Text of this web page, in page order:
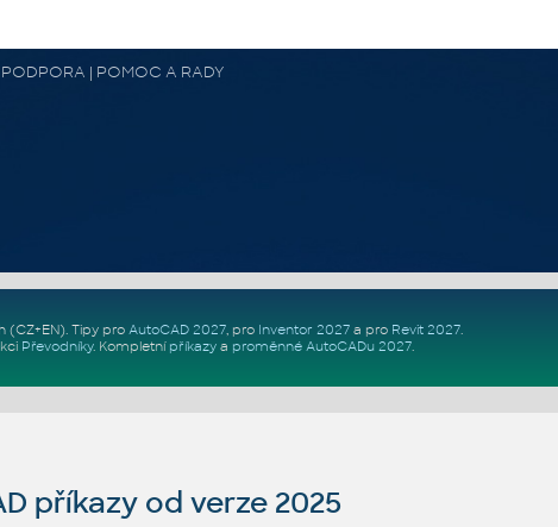
PODPORA | POMOC A RADY
(CZ+EN). Tipy pro AutoCAD 2027, pro Inventor 2027a pro Revit 2027.
Převodníky. Kompletní příkazya proměnné AutoCADu 2027.
příkazy od verze 2025